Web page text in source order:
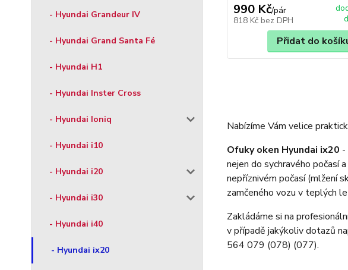
- Hyundai Grandeur IV
- Hyundai Grand Santa Fé
- Hyundai H1
- Hyundai Inster Cross
- Hyundai Ioniq
- Hyundai i10
- Hyundai i20
- Hyundai i30
- Hyundai i40
- Hyundai ix20
990 Kč/pár
818 Kč bez DPH
Přidat do
Nabízíme Vám velice
Ofuky oken Hyundai ix20 -
nejen do sychravého počasí
nepříznivém počasí (mlžení
zamčeného vozu v teplých
Zakládáme si na
v případě jakýkoliv dotazů
564 079 (078) (077).